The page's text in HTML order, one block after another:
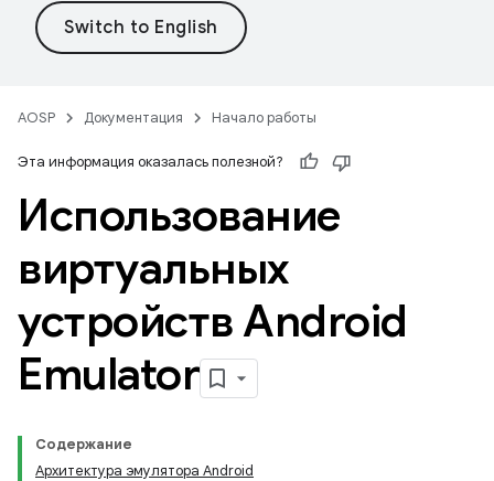
AOSP Документация Начало работы
Эта информация оказалась полезной?
Использование
виртуальных
устройств Android
Emulator
Содержание
Архитектура эмулятора Android